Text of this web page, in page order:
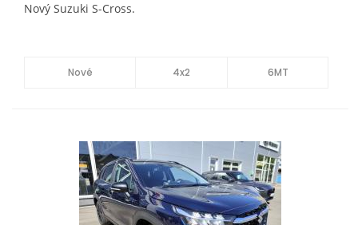
Nový Suzuki S-Cross.
Nové 4x2 6MT